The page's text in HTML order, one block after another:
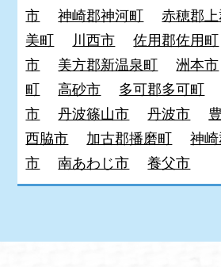
市
神崎郡神河町 赤穂郡
美町
川西市 佐用郡佐用町
市
美方郡新温泉町 洲本市
町
高砂市 多可郡多可町
市
丹波篠山市 丹波市
西脇市
加古郡播磨町 神
市
南あわじ市 養父市